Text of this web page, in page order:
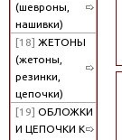
(шевроны,
нашивки)
[18] ЖЕТОНЫ
(жетоны,
резинки,
цепочки)
[19] ОБЛОЖКИ
И ЦЕПОЧКИ К